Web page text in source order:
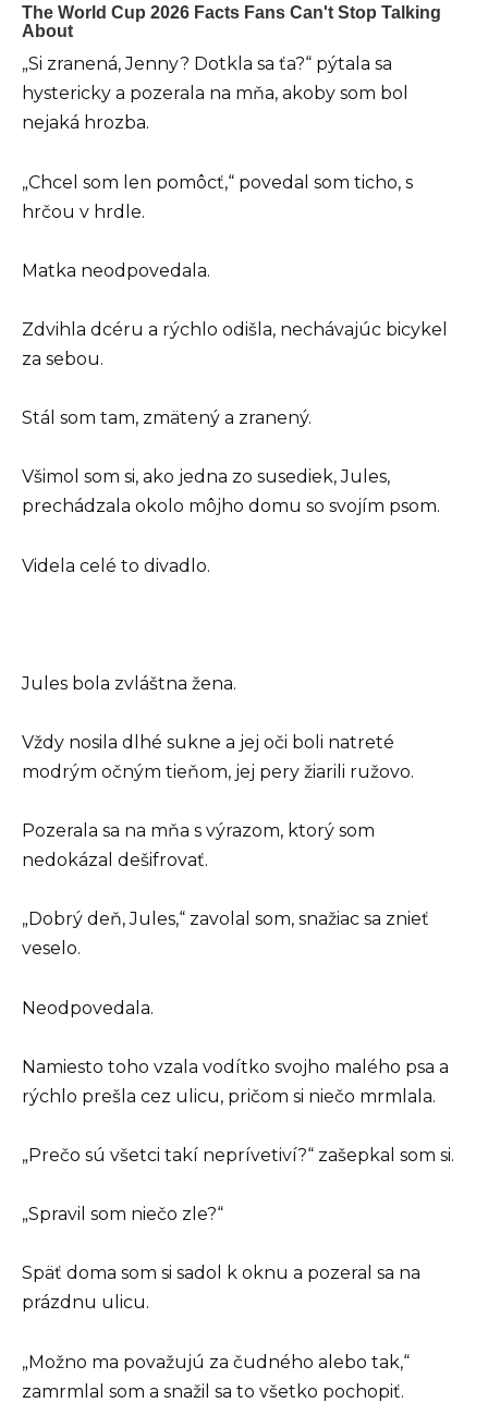
„Si zranená, Jenny? Dotkla sa ťa?“ pýtala sa
hystericky a pozerala na mňa, akoby som bol
nejaká hrozba.
„Chcel som len pomôcť,“ povedal som ticho, s
hrčou v hrdle.
Matka neodpovedala.
Zdvihla dcéru a rýchlo odišla, nechávajúc bicykel
za sebou.
Stál som tam, zmätený a zranený.
Všimol som si, ako jedna zo susediek, Jules,
prechádzala okolo môjho domu so svojím psom.
Videla celé to divadlo.
Jules bola zvláštna žena.
Vždy nosila dlhé sukne a jej oči boli natreté
modrým očným tieňom, jej pery žiarili ružovo.
Pozerala sa na mňa s výrazom, ktorý som
nedokázal dešifrovať.
„Dobrý deň, Jules,“ zavolal som, snažiac sa znieť
veselo.
Neodpovedala.
Namiesto toho vzala vodítko svojho malého psa a
rýchlo prešla cez ulicu, pričom si niečo mrmlala.
„Prečo sú všetci takí neprívetiví?“ zašepkal som si.
„Spravil som niečo zle?“
Späť doma som si sadol k oknu a pozeral sa na
prázdnu ulicu.
„Možno ma považujú za čudného alebo tak,“
zamrmlal som a snažil sa to všetko pochopiť.